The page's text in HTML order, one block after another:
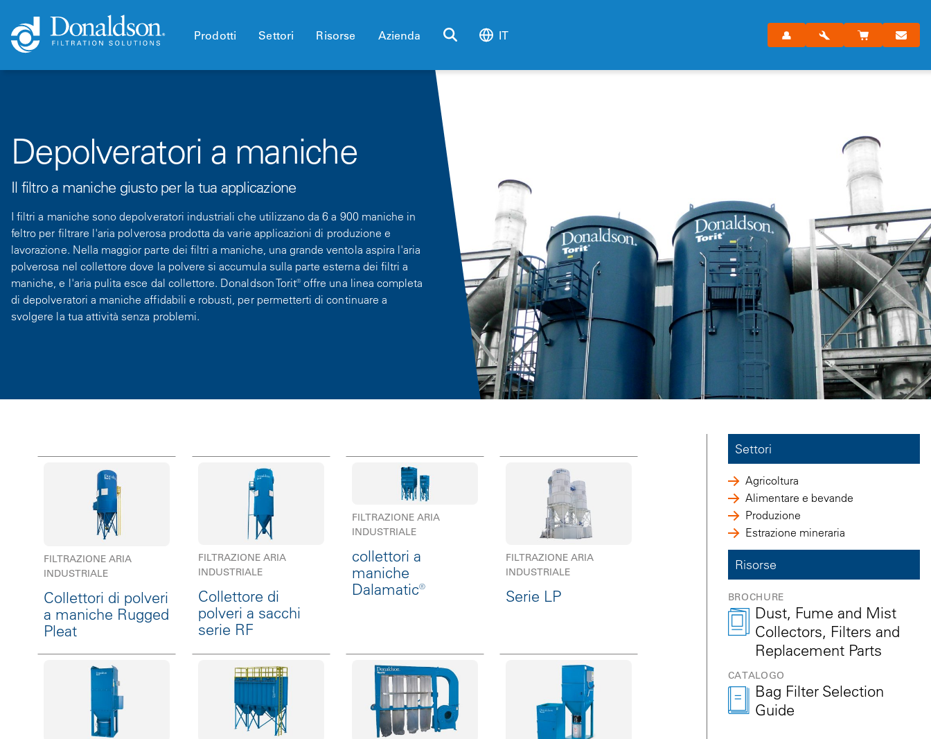
Prodotti Settori Risorse Azienda IT
Depolveratori a maniche
Il filtro a maniche giusto per la tua applicazione
I filtri a maniche sono depolveratori industriali che utilizzano da 6 a 900 maniche in
feltro per filtrare l'aria polverosa prodotta da varie applicazioni di produzione e
lavorazione. Nella maggior parte dei filtri a maniche, una grande ventola aspira l'aria
polverosa nel collettore dove la polvere si accumula sulla parte esterna dei filtri a
maniche, e l'aria pulita esce dal collettore. Donaldson Torit® offre una linea completa
di depolveratori a maniche affidabili e robusti, per permetterti di continuare a
svolgere la tua attività senza problemi.
FILTRAZIONE ARIA
INDUSTRIALE
Collettori di polveri
a maniche Rugged
Pleat
FILTRAZIONE ARIA
INDUSTRIALE
Collettore di
polveri a sacchi
serie RF
FILTRAZIONE ARIA
INDUSTRIALE
collettori a
maniche
Dalamatic®
FILTRAZIONE ARIA
INDUSTRIALE
Serie LP
Settori
Agricoltura
Alimentare e bevande
Produzione
Estrazione mineraria
Risorse
BROCHURE
Dust, Fume and Mist
Collectors, Filters and
Replacement Parts
CATALOGO
Bag Filter Selection
Guide